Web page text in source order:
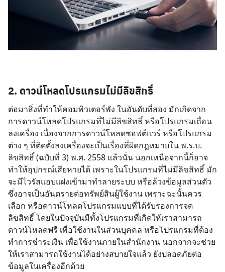
2. ดาวน์โหลดโปรแกรมไม่มีลิขสิทธิ์
ต่อมาสิ่งที่ทำให้คอมพิวเตอร์พัง ในอันดับที่สอง มักเกิดจาก
การดาวน์โหลดโปรแกรมที่ไม่มีลิขสิทธิ์ หรือโปรแกรมเถื่อน
ลงเครื่อง เนื่องจากการดาวน์โหลดซอฟต์แวร์ หรือโปรแกรม
ต่าง ๆ ที่ติดตั้งลงเครื่องจะเป็นเรื่องที่ผิดกฎหมายใน พ.ร.บ.
ลิขสิทธิ์ (ฉบับที่ 3) พ.ศ. 2558 แล้วนั่น นอกเหนือจากนี้ก็อาจ
ทำให้อุปกรณ์เสียหายได้ เพราะในโปรแกรมที่ไม่มีลิขสิทธิ์ มัก
จะมีไวรัสแอบแฝงเข้ามาทำลายระบบ หรือล้วงข้อมูลส่วนตัว
ซึ่งอาจเป็นอันตรายต่อทรัพย์สินผู้ใช้งาน เพราะฉะนั้นควร
เลือก หรือดาวน์โหลดโปรแกรมแบบที่ได้รับรองการจด
ลิขสิทธิ์ โดยในปัจจุบันมีทั้งโปรแกรมที่เกิดให้เราสามารถ
ดาวน์โหลดฟรี เพื่อใช้งานในส่วนบุคคล หรือโปรแกรมที่ต้อง
ทำการชำระเงิน เพื่อใช้งานภายในสำนักงาน นอกจากจะช่วย
ให้เราสามารถใช้งานได้อย่างสบายใจแล้ว ยังปลอดภัยต่อ
ข้อมูลในเครื่องอีกด้วย